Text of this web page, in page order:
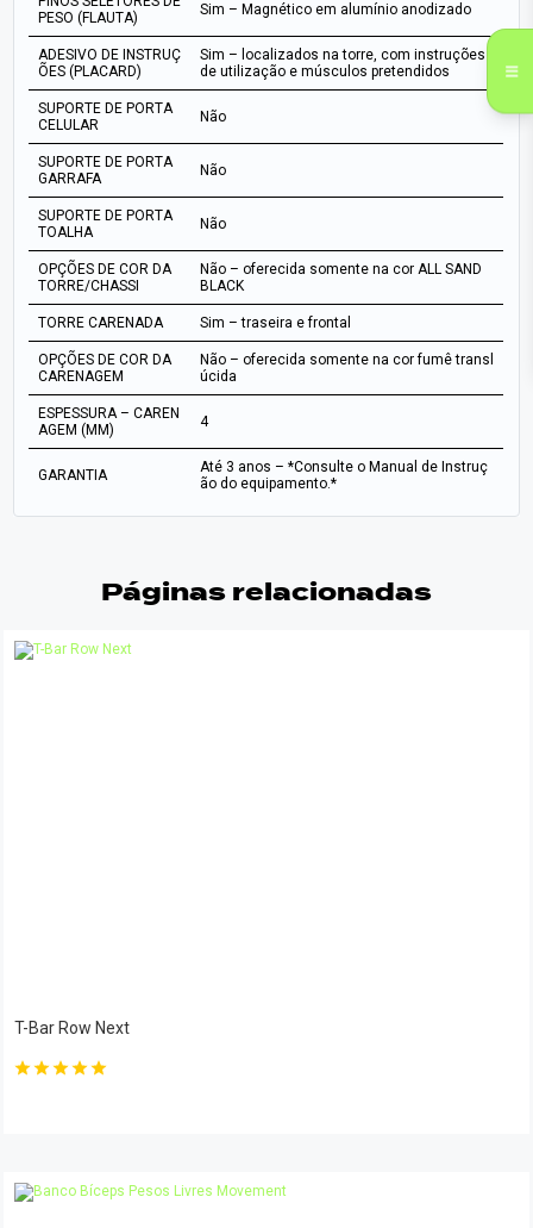
PESO (FLAUTA)
Sim – Magnético em alumínio anodizado
ADESIVO DE INSTRUÇ
ÕES (PLACARD)
Sim – localizados na torre, com instruções
de utilização e músculos pretendidos
SUPORTE DE PORTA
CELULAR
Não
SUPORTE DE PORTA
GARRAFA
Não
SUPORTE DE PORTA
TOALHA
Não
OPÇÕES DE COR DA
TORRE/CHASSI
Não – oferecida somente na cor ALL SAND
BLACK
TORRE CARENADA Sim – traseira e frontal
OPÇÕES DE COR DA
CARENAGEM
Não – oferecida somente na cor fumê transl
úcida
ESPESSURA – CAREN
AGEM (MM)
4
GARANTIA
Até 3 anos – *Consulte o Manual de Instruç
ão do equipamento.*
Páginas relacionadas
T-Bar Row Next